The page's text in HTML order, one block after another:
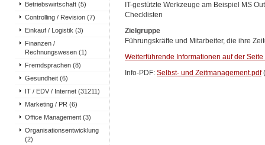
Betriebswirtschaft (5)
Controlling / Revision (7)
Einkauf / Logistik (3)
Finanzen /
Rechnungswesen (1)
Fremdsprachen (8)
Gesundheit (6)
IT / EDV / Internet (31211)
Marketing / PR (6)
Office Management (3)
Organisationsentwicklung
(2)
IT-gestützte Werkzeuge am Beispiel MS
Checklisten
Zielgruppe
Führungskräfte und Mitarbeiter, die ihre
Weiterführende Informationen auf der Seite
Info-PDF: Selbst- und Zeitmanagement.pdf